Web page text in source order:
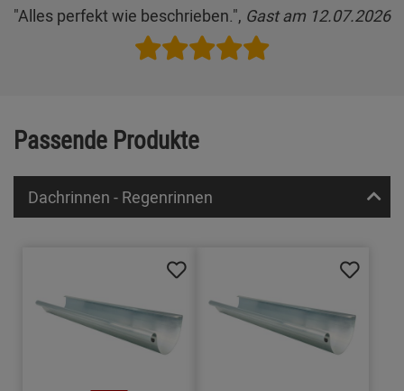
"Alles perfekt wie beschrieben.", Gast am 12.07.2026
Passende Produkte
Dachrinnen - Regenrinnen